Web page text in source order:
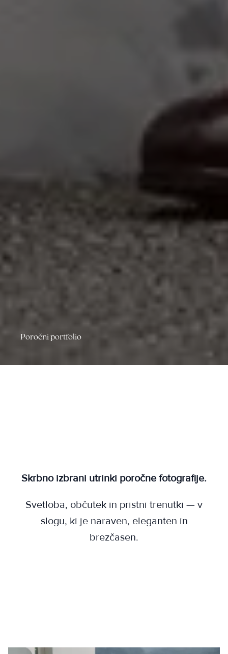
Poročni portfolio
Skrbno izbrani utrinki poročne fotografije.
Svetloba, občutek in pristni trenutki — v
slogu, ki je naraven, eleganten in
brezčasen.